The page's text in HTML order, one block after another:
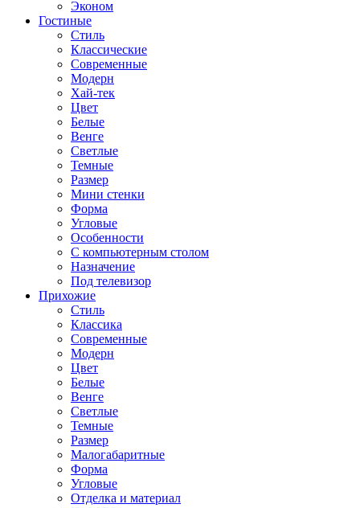
Эконом
Гостиные
Стиль
Классические
Современные
Модерн
Хай-тек
Цвет
Белые
Венге
Светлые
Темные
Размер
Мини стенки
Форма
Угловые
Особенности
С компьютерным столом
Назначение
Под телевизор
Прихожие
Стиль
Классика
Современные
Модерн
Цвет
Белые
Венге
Светлые
Темные
Размер
Малогабаритные
Форма
Угловые
Отделка и материал